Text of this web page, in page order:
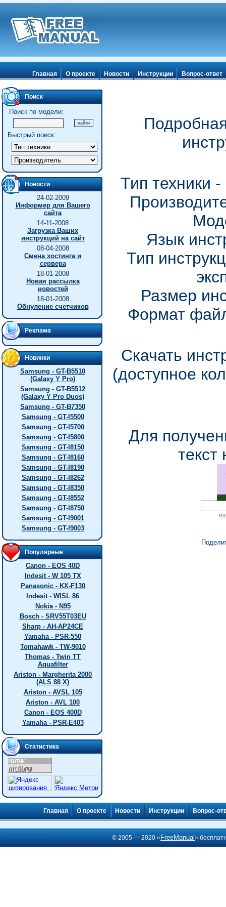
Главная О проекте Новости Инструкции Вопрос-ответ
Поиск
Поиск по модели:
Быстрый поиск:
Новости
24-02-2009
Информер для Вашего
сайта
14-11-2008
Загрузка Ваших
инструкций на сайт
08-04-2008
Смена хостинга и
сервера
18-01-2008
Новая рассылка
новостей
18-01-2008
Обнуление счетчиков
Реклама
Новинки
Samsung - GT-B5510
(Galaxy Y Pro)
Samsung - GT-B5512
(Galaxy Y Pro Duos)
Samsung - GT-B7350
Samsung - GT-I5500
Samsung - GT-I5700
Samsung - GT-I5800
Samsung - GT-I8150
Samsung - GT-I8160
Samsung - GT-I8190
Samsung - GT-I8262
Samsung - GT-I8350
Samsung - GT-I8552
Samsung - GT-I8750
Samsung - GT-I9001
Samsung - GT-I9003
Популярные
Canon - EOS 40D
Indesit - W 105 TX
Panasonic - KX-F130
Indesit - WISL 86
Nokia - N95
Bosch - SRV55T03EU
Sharp - AH-AP24CE
Yamaha - PSR-550
Tomahawk - TW-9010
Thomas - Twin TT
Aquafilter
Ariston - Margherita 2000
(ALS 88 X)
Ariston - AVSL 105
Ariston - AVL 100
Canon - EOS 400D
Yamaha - PSR-E403
Статистика
Тип техники
Язык
Тип
Размер
Формат
Скачать
(доступное
Для
текст
Главная О проекте Новости Инструкции Вопрос-
© 2005 — 2020 « FreeManual»